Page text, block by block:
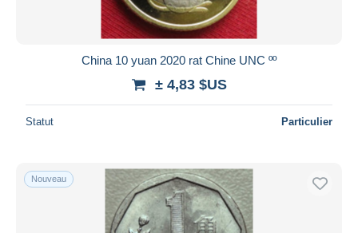
China 10 yuan 2020 rat Chine UNC ºº
± 4,83 $US
Statut Particulier
Nouveau